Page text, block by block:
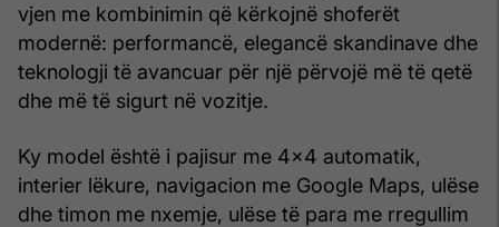
vjen me kombinimin që kërkojnë shoferët
modernë: performancë, elegancë skandinave dhe
teknologji të avancuar për një përvojë më të qetë
dhe më të sigurt në vozitje.
Ky model është i pajisur me 4x4 automatik,
interier lëkure, navigacion me Google Maps, ulëse
dhe timon me nxemje, ulëse të para me rregullim